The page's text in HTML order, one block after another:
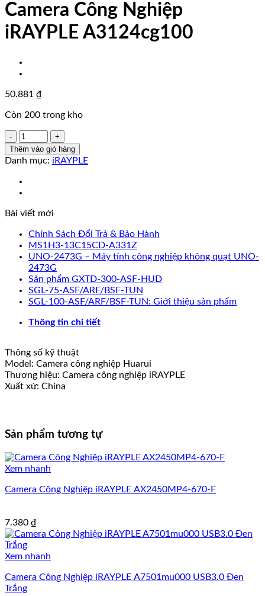
Camera Công Nghiệp
iRAYPLE A3124cg100
50.881 ₫
Còn 200 trong kho
Camera
Công
Nghiệp
A3124cg100
số
Thêm vào giỏ hàng
Danh mục: iRAYPLE
Bài viết mới
Chính Sách Đổi Trả & Bảo Hành
MS1H3-13C15CD-A331Z
UNO-2473G – Máy tính công nghiệp không quạt UNO-
2473G
Sản phẩm GXTD-300-ASF-HUD
SGL-75-ASF/ARF/BSF-TUN
SGL-100-ASF/ARF/BSF-TUN: Giới thiệu sản phẩm
Thông tin chi tiết
Thông số kỹ thuật
Model: Camera công nghiệp Huarui
Thương hiệu: Camera công nghiệp iRAYPLE
Xuất xứ: China
Sản phẩm tương tự
Xem nhanh
Camera Công Nghiệp iRAYPLE AX2450MP4-670-F
7.380 ₫
Xem nhanh
Camera Công Nghiệp iRAYPLE A7501mu000 USB3.0 Đen
Trắng